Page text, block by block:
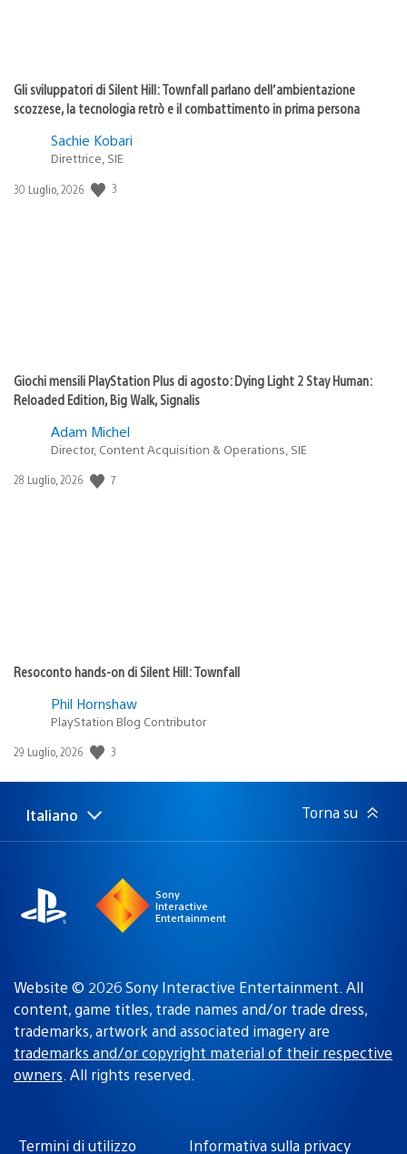
Gli sviluppatori di Silent Hill: Townfall parlano dell’ambientazione
scozzese, la tecnologia retrò e il combattimento in prima persona
Sachie Kobari
Direttrice, SIE
Data
30 Luglio, 2026 3
Giochi mensili PlayStation Plus di agosto: Dying Light 2 Stay Human:
Reloaded Edition, Big Walk, Signalis
Adam Michel
Director, Content Acquisition & Operations, SIE
Data
28 Luglio, 2026 7
Resoconto hands-on di Silent Hill: Townfall
Phil Hornshaw
PlayStation Blog Contributor
Data
pubblicazione:
29 Luglio, 2026 3
Seleziona
una
Regione
attuale:
Italiano Torna su
Sony
Interactive
Entertainment
Website © 2026 Sony Interactive Entertainment. All
content, game titles, trade names and/or trade dress,
trademarks, artwork and associated imagery are
trademarks and/or copyright material of their respective
owners. All rights reserved.
Termini di utilizzo Informativa sulla privacy